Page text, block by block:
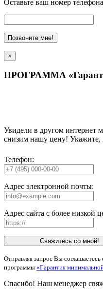
Оставьте ваш номер
Позвоните мне!
×
ПРОГРАММА
Увидели в другом интернет
снизим нашу цену! Укажите,
Телефон:
Адрес электронной почты:
Адрес сайта с более низкой
Свяжитесь со мной!
Отправляя запрос Вы соглашаетесь
программы «Гарантия
Спасибо! Наш менеджер